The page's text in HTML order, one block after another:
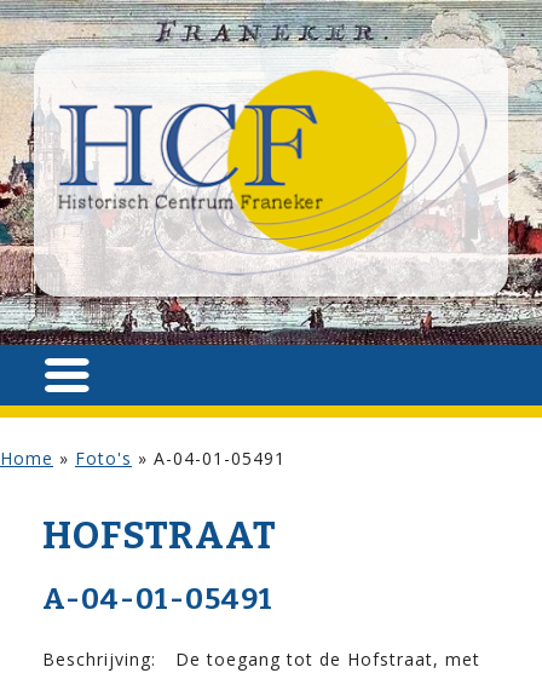
Home » Foto's » A-04-01-05491
HOF­STRAAT
A-04-01-05491
Beschrijving:
De toegang tot de Hofstraat, met